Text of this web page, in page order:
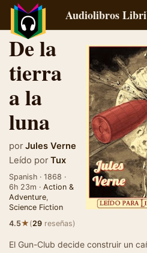
Audiolibros
De la
tierra
a la
luna
por Jules Verne
Leído por Tux
Spanish · 1868 ·
6h 23m · Action &
Adventure,
Science Fiction
4.5★(29 reseñas)
El Gun-Club decide construir un